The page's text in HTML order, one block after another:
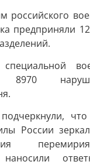
российского
предприняли
8970
что
России
наносили